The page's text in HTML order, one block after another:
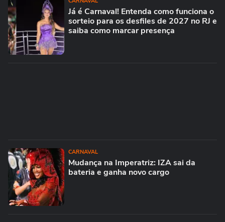
Já é Carnaval! Entenda como funciona o
sorteio para os desfiles de 2027 no RJ e
saiba como marcar presença
CARNAVAL
Mudança na Imperatriz: IZA sai da
bateria e ganha novo cargo